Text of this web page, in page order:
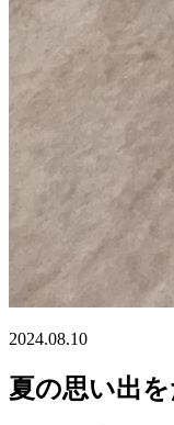
2024.08.10
夏の思い出を